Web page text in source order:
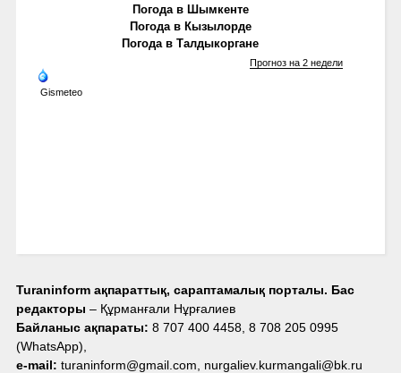
Погода в Шымкенте
Погода в Кызылорде
Погода в Талдыкоргане
Gismeteo
Прогноз на 2 недели
Turaninform ақпараттық, сараптамалық порталы. Бас
редакторы – Құрманғали Нұрғалиев
Байланыс ақпараты: 8 707 400 4458, 8 708 205 0995
(WhatsApp),
e-mail: turaninform@gmail.com, nurgaliev.kurmangali@bk.ru